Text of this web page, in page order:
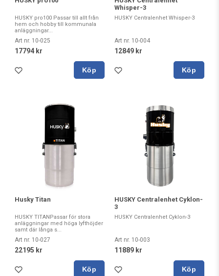
HUSKY pro100 Passar till allt från
hem och hobby till kommunala
anläggningar...
Art nr. 10-025
17794 kr
Köp
Whisper-3
HUSKY Centralenhet Whisper-3
Art nr. 10-004
12849 kr
Köp
Husky Titan
HUSKY TITANPassar för stora
anläggningar med höga lyfthöjder
samt där långa s...
Art nr. 10-027
22195 kr
Köp
HUSKY Centralenhet Cyklon-
3
HUSKY Centralenhet Cyklon-3
Art nr. 10-003
11889 kr
Köp